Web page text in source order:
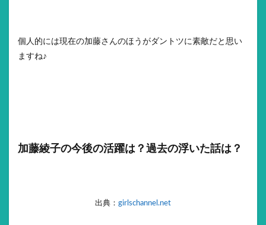
個人的には現在の加藤さんのほうがダントツに素敵だと思い
ますね♪
加藤綾子の今後の活躍は？過去の浮いた話は？
出典： girlschannel.net